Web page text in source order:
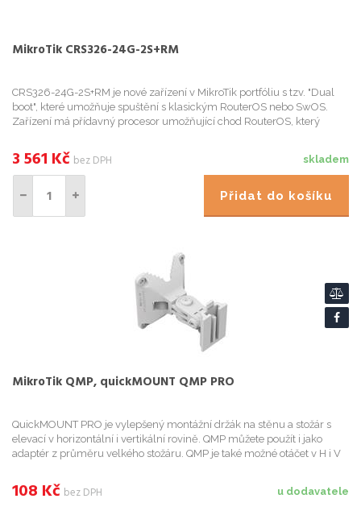
MikroTik CRS326-24G-2S+RM
CRS326-24G-2S+RM je nové zařízení v MikroTik portfóliu s tzv. "Dual
boot", které umožňuje spuštění s klasickým RouterOS nebo SwOS.
Zařízení má přídavný procesor umožňující chod RouterOS, který
skladem
3 561 Kč bez DPH
Přidat do košíku
MikroTik QMP, quickMOUNT QMP PRO
QuickMOUNT PRO je vylepšený montážní držák na stěnu a stožár s
elevací v horizontální i vertikální rovině. QMP můžete použít i jako
adaptér z průměru velkého stožáru. QMP je také možné otáčet v H i V
u dodavatele
108 Kč bez DPH